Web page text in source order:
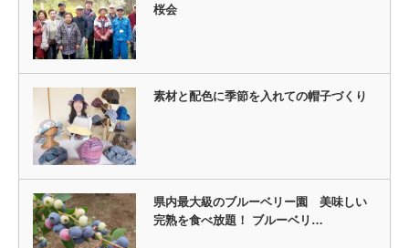
桜会
素材と配色に季節を入れての帽子づくり
県内最大級のブルーベリー園 美味しい
完熟を食べ放題！ ブルーベリ…